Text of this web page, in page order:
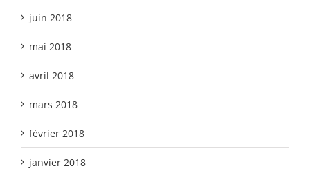
juin 2018
mai 2018
avril 2018
mars 2018
février 2018
janvier 2018